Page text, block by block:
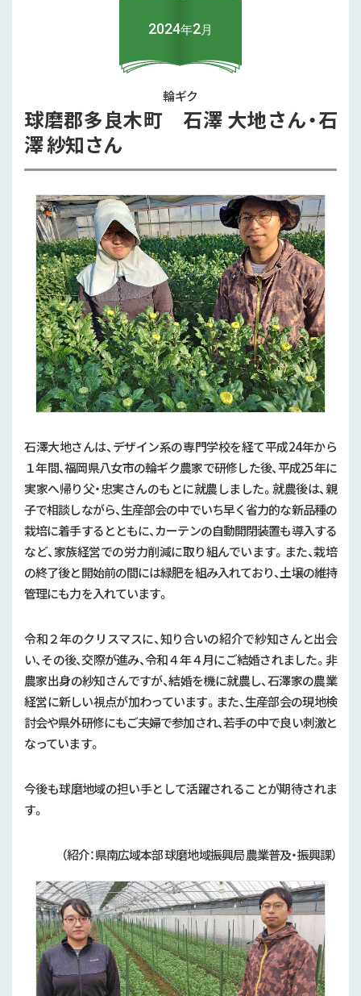
2024年2月
輪ギク
球磨郡多良木町 石澤 大地さん・石
澤 紗知さん
石澤大地さんは、デザイン系の専門学校を経て平成24年から
１年間、福岡県八女市の輪ギク農家で研修した後、平成25年に
実家へ帰り父・忠実さんのもとに就農しました。就農後は、親
子で相談しながら、生産部会の中でいち早く省力的な新品種の
栽培に着手するとともに、カーテンの自動開閉装置も導入する
など、家族経営での労力削減に取り組んでいます。また、栽培
の終了後と開始前の間には緑肥を組み入れており、土壌の維持
管理にも力を入れています。
令和２年のクリスマスに、知り合いの紹介で紗知さんと出会
い、その後、交際が進み、令和４年４月にご結婚されました。非
農家出身の紗知さんですが、結婚を機に就農し、石澤家の農業
経営に新しい視点が加わっています。また、生産部会の現地検
討会や県外研修にもご夫婦で参加され、若手の中で良い刺激と
なっています。
今後も球磨地域の担い手として活躍されることが期待されま
す。
（紹介：県南広域本部 球磨地域振興局 農業普及・振興課）
木本 圭哉 さん
一覧を見る